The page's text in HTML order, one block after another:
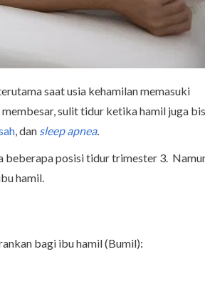
saat usia kehamilan memasuki
sulit tidur ketika hamil juga
, dan sleep apnea.
beberapa posisi tidur trimester 3.
hamil.
bagi ibu hamil (Bumil):